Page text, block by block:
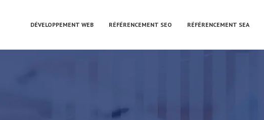
DÉVELOPPEMENT WEB RÉFÉRENCEMENT SEO RÉFÉRENCEMENT SEA